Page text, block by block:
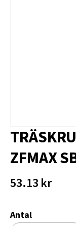
ZFMAX
53.13 kr
Antal